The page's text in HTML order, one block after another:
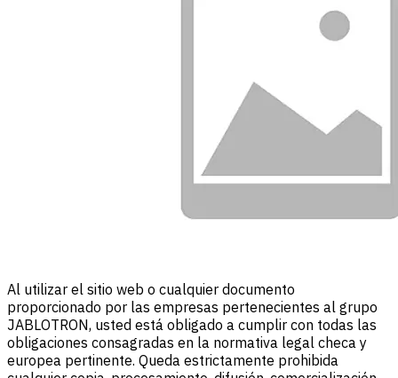
Al utilizar el sitio web o cualquier documento
proporcionado por las empresas pertenecientes al grupo
JABLOTRON, usted está obligado a cumplir con todas las
obligaciones consagradas en la normativa legal checa y
europea pertinente. Queda estrictamente prohibida